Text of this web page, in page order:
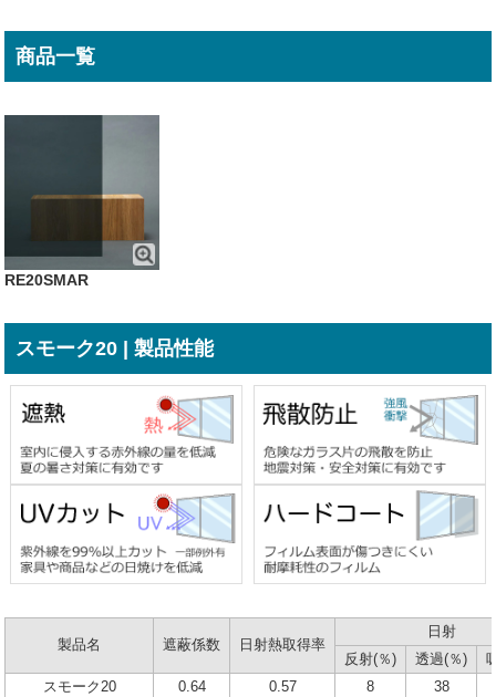
商品一覧
RE20SMAR
スモーク20 | 製品性能
製品名 遮蔽係数 日射熱取得率
日射
反射(％)
透過(％)
スモーク20
0.64 0.57 8
38